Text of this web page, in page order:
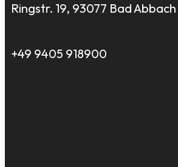
Ringstr. 19, 93077 Bad Abbach
+49 9405 918900